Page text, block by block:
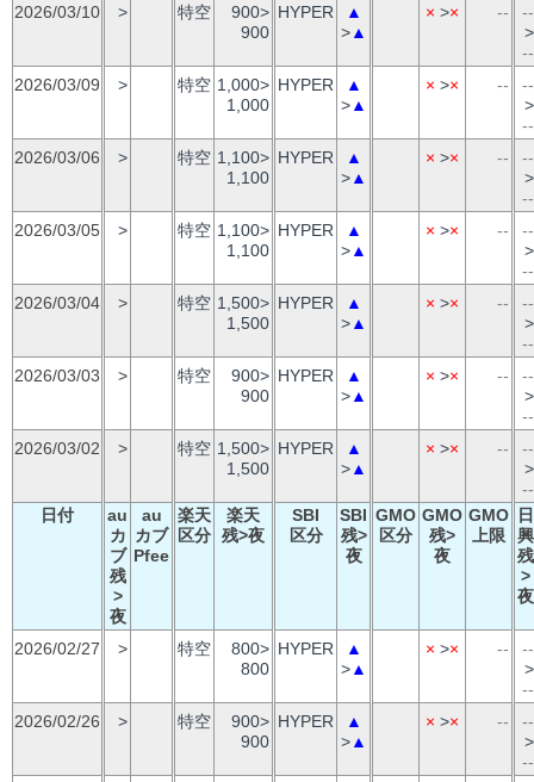
2026/03/10
> 特空
900>
900
HYPER
▲
>▲
× >× --
--
>
--
2026/03/09
> 特空 1,000>
1,000
HYPER
▲
>▲
× >× --
--
>
--
2026/03/06
> 特空 1,100>
1,100
HYPER
▲
>▲
× >× --
--
>
--
2026/03/05
> 特空 1,100>
1,100
HYPER
▲
>▲
× >× --
--
>
--
2026/03/04
> 特空 1,500>
1,500
HYPER
▲
>▲
× >× --
--
>
--
2026/03/03
> 特空
900>
900
HYPER
▲
>▲
× >× --
--
>
--
2026/03/02
> 特空 1,500>
1,500
HYPER
▲
>▲
× >× --
--
>
--
日付
au
カ
ブ
残
>
夜
au
カブ
Pfee
楽天
区分
楽天
残>夜
SBI
区分
SBI
残>
夜
GMO
区分
GMO
残>
夜
GMO
上限
日
興
残
>
夜
2026/02/27 > 特空
800>
800
HYPER
▲
>▲
× >× --
--
>
--
2026/02/26
> 特空
900>
900
HYPER
▲
>▲
× >× --
--
>
--